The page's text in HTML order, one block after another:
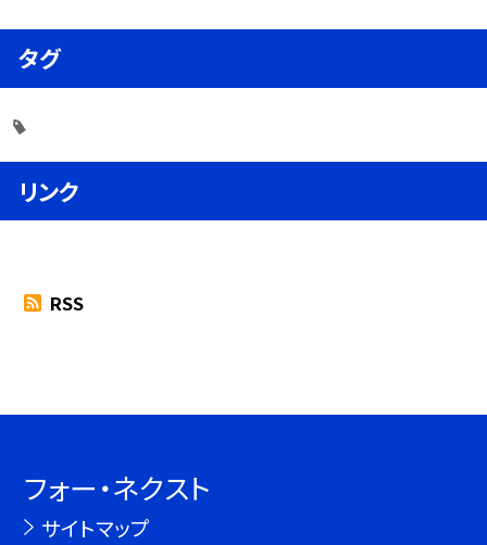
タグ
リンク
RSS
フォー・ネクスト
サイトマップ